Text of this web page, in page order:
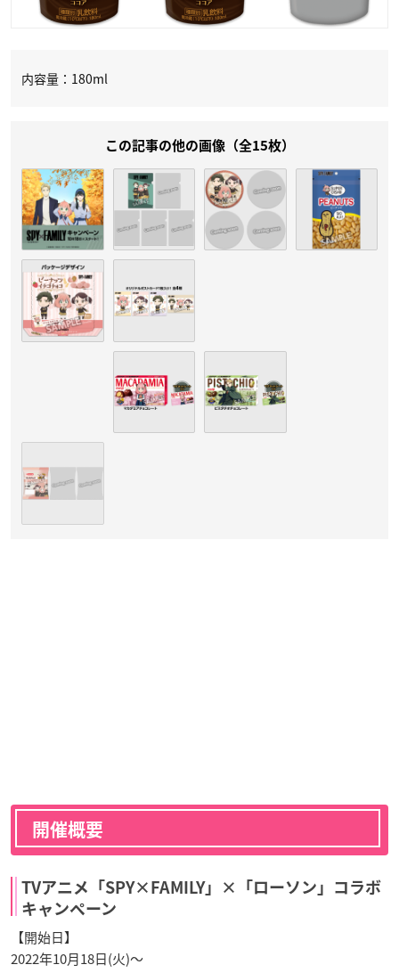
内容量：180ml
この記事の他の画像（全15枚）
開催概要
TVアニメ「SPY×FAMILY」×「ローソン」コラボ
キャンペーン
【開始日】
2022年10月18日(火)〜